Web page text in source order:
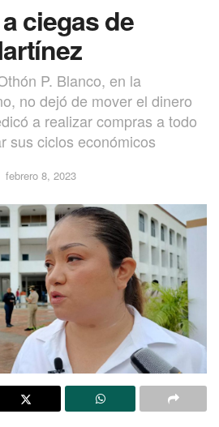
ciegas de
P. Blanco, en la
no dejó de mover el dinero
a realizar compras a todo
sus ciclos económicos
febrero 8, 2023